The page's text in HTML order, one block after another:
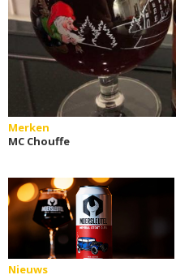
Merken
MC Chouffe
Nieuws